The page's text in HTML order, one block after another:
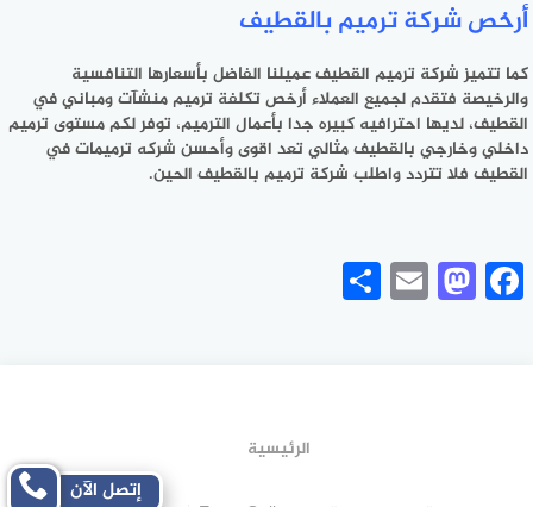
أرخص شركة ترميم بالقطيف
كما تتميز شركة ترميم القطيف عميلنا الفاضل بأسعارها التنافسية
والرخيصة فتقدم لجميع العملاء أرخص تكلفة ترميم منشآت ومباني في
القطيف، لديها احترافيه كبيره جدا بأعمال الترميم، توفر لكم مستوى ترميم
داخلي وخارجي بالقطيف مثالي تعد اقوى وأحسن شركه ترميمات في
القطيف فلا تتردد واطلب شركة ترميم بالقطيف الحين.
Facebook
Mastodon
Email
الرئيسية
إتصل الآن